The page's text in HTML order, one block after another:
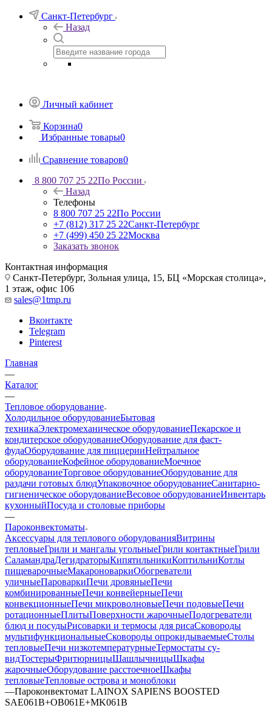
Санкт-Петербург
Назад
Личный кабинет
Корзина0
Избранные товары0
Сравнение товаров0
8 800 707 25 22По России
Назад
Телефоны
8 800 707 25 22По России
+7 (812) 317 25 22Санкт-Петербург
+7 (499) 450 25 22Москва
Заказать звонок
Контактная информация
Санкт-Петербург, Зольная улица, 15, БЦ «Морская столица»,
1 этаж, офис 106
sales@1tmp.ru
Вконтакте
Telegram
Pinterest
Главная
—
Каталог
—
Тепловое оборудование
Холодильное оборудованиеБытовая
техникаЭлектромеханическое оборудованиеПекарское и
кондитерское оборудованиеОборудование для фаст-
фудаОборудование для пиццерииНейтральное
оборудованиеКофейное оборудованиеМоечное
оборудованиеТорговое оборудованиеОборудование для
раздачи готовых блюдУпаковочное оборудованиеСанитарно-
гигиеническое оборудованиеВесовое оборудованиеИнвентарь
кухонныйПосуда и столовые приборы
—
Пароконвектоматы
Аксессуары для теплового оборудованияВитрины
тепловыеГрили и мангалы угольныеГрили контактныеГрили
СаламандраДегидраторыКипятильникиКоптильниКотлы
пищеварочныеМакароноваркиОбогреватели
уличныеПароваркиПечи дровяныеПечи
комбинированныеПечи конвейерныеПечи
конвекционныеПечи микроволновыеПечи подовыеПечи
ротационныеПлитыПоверхности жарочныеПодогреватели
блюд и посудыРисоварки и термосы для рисаСковороды
мультифункциональныеСковороды опрокидываемыеСтолы
тепловыеПечи низкотемпературныеТермостаты су-
видТостерыФритюрницыШашлычницыШкафы
жарочныеОборудование расстоечноеШкафы
тепловыеТепловые острова и моноблоки
—Пароконвектомат LAINOX SAPIENS BOOSTED
SAE061B+OB061E+MK061B